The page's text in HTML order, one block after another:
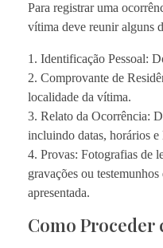
Para registrar uma
vítima deve reunir alguns
1. Identificação Pessoal:
2. Comprovante de
localidade da vítima.
3. Relato da Ocorrência:
incluindo datas, horários e
4. Provas: Fotografias de
gravações ou
apresentada.
Como Proceder